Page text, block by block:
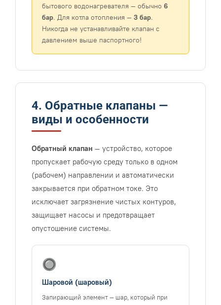
бытового водонагревателя — обычно 6
бар. Для котла отопления — 3 бар.
Никогда не устанавливайте клапан с
давлением выше паспортного!
4. Обратные клапаны —
виды и особенности
Обратный клапан — устройство, которое
пропускает рабочую среду только в одном
(рабочем) направлении и автоматически
закрывается при обратном токе. Это
исключает загрязнение чистых контуров,
защищает насосы и предотвращает
опустошение системы.
🔘
Шаровой (шаровый)
Запирающий элемент — шар, который при